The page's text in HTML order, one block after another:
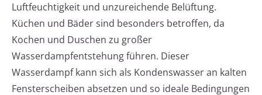
Luftfeuchtigkeit und unzureichende Belüftung.
Küchen und Bäder sind besonders betroffen, da
Kochen und Duschen zu großer
Wasserdampfentstehung führen. Dieser
Wasserdampf kann sich als Kondenswasser an kalten
Fensterscheiben absetzen und so ideale Bedingungen